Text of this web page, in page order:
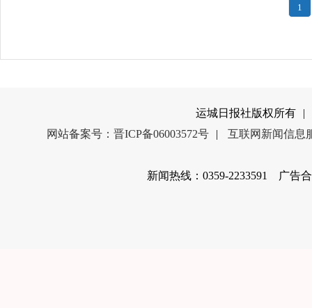
1
运城日报社版权所有
|
网站备案号：晋ICP备06003572号
| 互联网新闻信息
新闻热线：0359-2233591 广告合